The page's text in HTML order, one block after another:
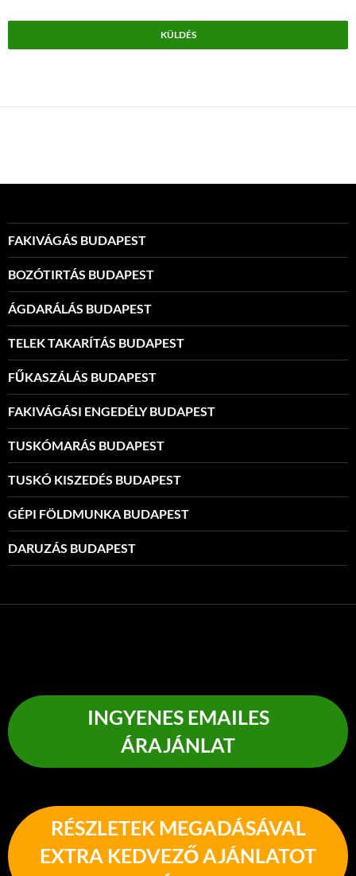
FAKIVÁGÁS BUDAPEST
BOZÓTIRTÁS BUDAPEST
ÁGDARÁLÁS BUDAPEST
TELEK TAKARÍTÁS BUDAPEST
FŰKASZÁLÁS BUDAPEST
FAKIVÁGÁSI ENGEDÉLY BUDAPEST
TUSKÓMARÁS BUDAPEST
TUSKÓ KISZEDÉS BUDAPEST
GÉPI FÖLDMUNKA BUDAPEST
DARUZÁS BUDAPEST
INGYENES EMAILES
ÁRAJÁNLAT
RÉSZLETEK MEGADÁSÁVAL
EXTRA KEDVEZŐ AJÁNLATOT